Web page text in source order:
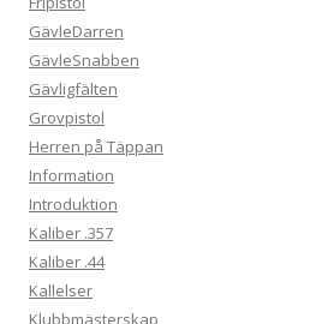
GävleDarren
GävleSnabben
Gävligfälten
Grovpistol
Herren på Täppan
Information
Introduktion
Kaliber .357
Kaliber .44
Kallelser